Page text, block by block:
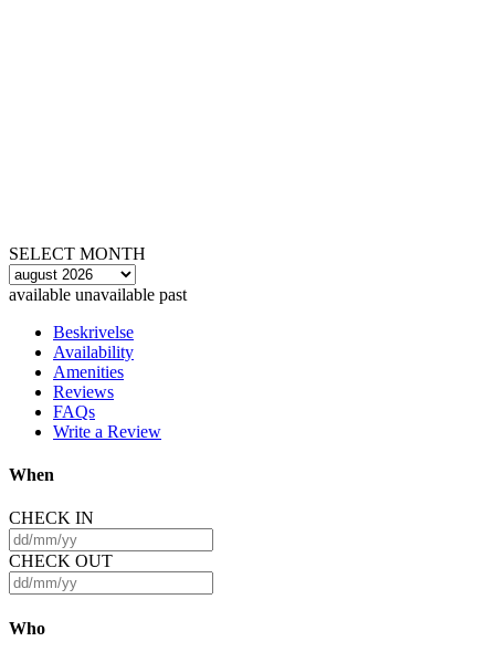
SELECT MONTH
available unavailable past
Beskrivelse
Availability
Amenities
Reviews
FAQs
Write a Review
When
CHECK IN
CHECK OUT
Who